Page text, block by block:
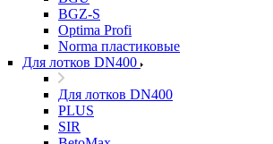
BGZ-S
Optima Profi
Norma пластиковые
Для лотков DN400
Для лотков DN400
PLUS
SIR